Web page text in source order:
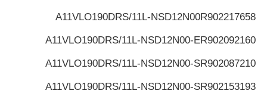
R902217658
A11VLO190DRS/11L-NSD12N00
R902092160
A11VLO190DRS/11L-NSD12N00-E
R902087210
A11VLO190DRS/11L-NSD12N00-S
R902153193
A11VLO190DRS/11L-NSD12N00-S